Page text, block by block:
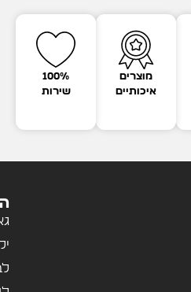
מוצרים
איכותיים
100%
שירות